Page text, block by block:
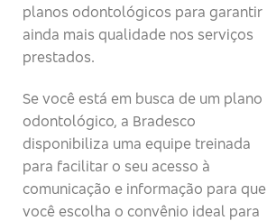
planos odontológicos para garantir
ainda mais qualidade nos serviços
prestados.
Se você está em busca de um plano
odontológico, a Bradesco
disponibiliza uma equipe treinada
para facilitar o seu acesso à
comunicação e informação para que
você escolha o convênio ideal para